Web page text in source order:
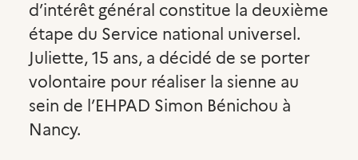
d’intérêt général constitue la deuxième
étape du Service national universel.
Juliette, 15 ans, a décidé de se porter
volontaire pour réaliser la sienne au
sein de l’EHPAD Simon Bénichou à
Nancy.